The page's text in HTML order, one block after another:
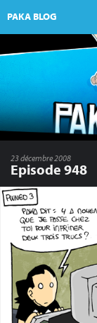
PAKA BLOG
23 décembre 2008
Episode 948